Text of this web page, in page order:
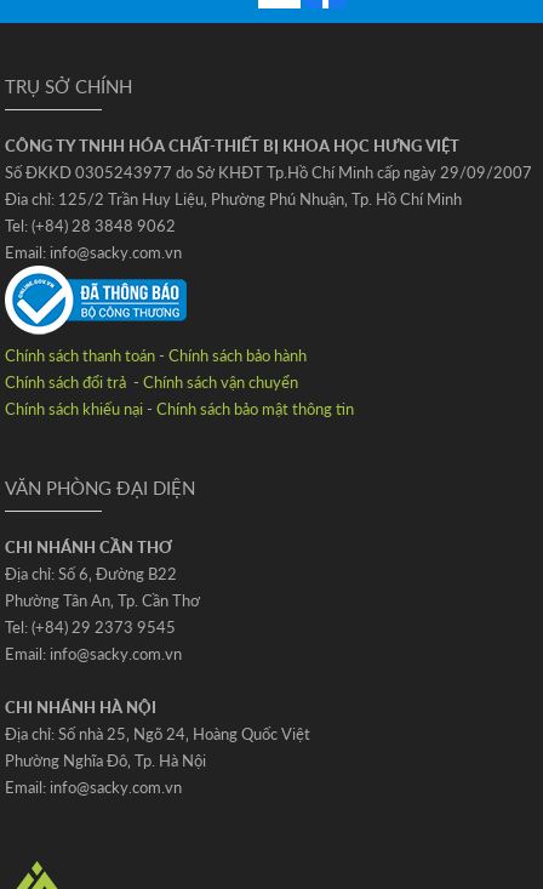
TRỤ SỞ CHÍNH
CÔNG TY TNHH HÓA CHẤT-THIẾT BỊ KHOA HỌC HƯNG VIỆT
Số ĐKKD 0305243977 do Sở KHĐT Tp.Hồ Chí Minh cấp ngày 29/09/2007
Đia chỉ: 125/2 Trần Huy Liệu‚ Phường Phú Nhuận‚ Tp. Hồ Chí Minh
Tel: (+84) 28 3848 9062
Email: info@sacky.com.vn
Chính sách thanh toán-Chính sách bảo hành
Chính sách đổi trả -Chính sách vận chuyển
Chính sách khiếu nại-Chính sách bảo mật thông tin
VĂN PHÒNG ĐẠI DIỆN
CHI NHÁNH CẦN THƠ
Địa chỉ: Số 6‚ Đường B22
Phường Tân An‚ Tp. Cần Thơ
Tel: (+84) 29 2373 9545
Email: info@sacky.com.vn
CHI NHÁNH HÀ NỘI
Địa chỉ: Số nhà 25‚ Ngõ 24‚ Hoàng Quốc Việt
Phường Nghĩa Đô‚ Tp. Hà Nội
Email: info@sacky.com.vn